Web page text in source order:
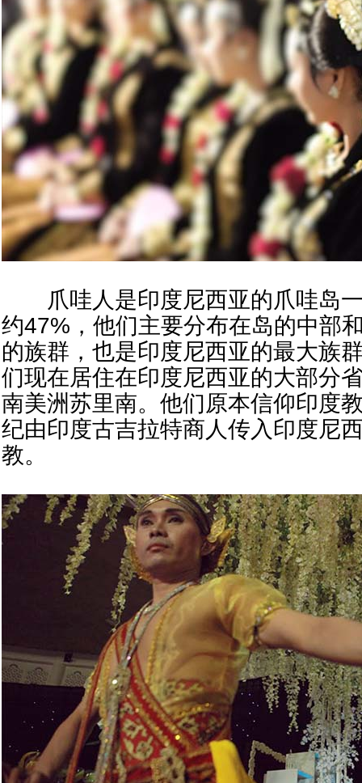
爪哇人是印度尼西亚的爪哇岛一
约47%，他们主要分布在岛的中部
的族群，也是印度尼西亚的最大族
们现在居住在印度尼西亚的大部分
南美洲苏里南。他们原本信仰印度
纪由印度古吉拉特商人传入印度尼
教。